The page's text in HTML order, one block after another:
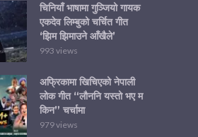
चिनियाँ भाषामा गुञ्जियो गायक
एकदेव लिम्बुको चर्चित गीत
‘झिम झिमाउने आँखैले’
993 views
अफ्रिकामा खिचिएको नेपाली
लोक गीत “लौननि यस्तो भए म
किन” चर्चामा
979 views